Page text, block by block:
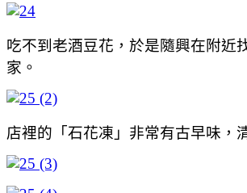
吃不到老酒豆花，於是隨興在附近
家。
店裡的「石花凍」非常有古早味，